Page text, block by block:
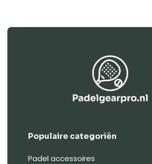
Populaire categoriën
Padel accessoires